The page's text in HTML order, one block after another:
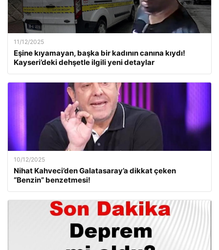
11/12/2025
Eşine kıyamayan, başka bir kadının canına kıydı!
Kayseri’deki dehşetle ilgili yeni detaylar
10/12/2025
Nihat Kahveci’den Galatasaray’a dikkat çeken
“Benzin” benzetmesi!